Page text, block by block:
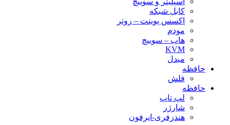
کابل شبکه
اکسس پوینت – روتر
مودم
هاب – سوییچ
KVM
مبدل
حافظه
فلش
حافظه
لپ تاپ
شارژر
هندزفری-ایرفون